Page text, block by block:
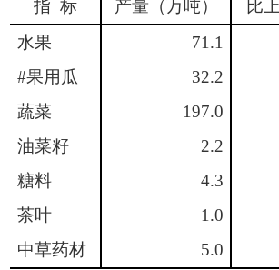
指 标 产量（万吨） 比
水果
71.1
#果用瓜 32.2
蔬菜
197.0
油菜籽
2.2
糖料
4.3
茶叶
1.0
中草药材
5.0